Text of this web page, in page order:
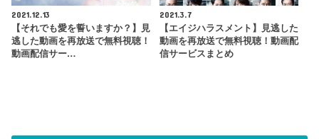
2021.12.13
【それでも愛を誓いますか？】見
逃した動画を再放送で無料視聴！
動画配信サー…
2021.3.7
【エイジハラスメント】見逃した
動画を再放送で無料視聴！動画配
信サービスまとめ